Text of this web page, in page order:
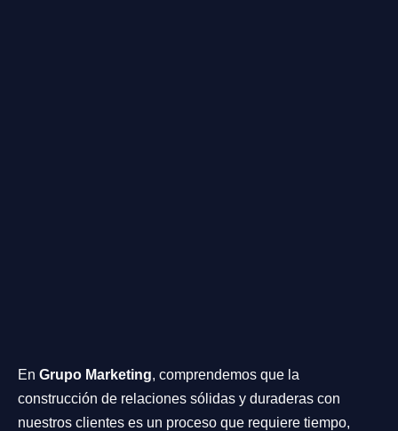
En Grupo Marketing, comprendemos que la
construcción de relaciones sólidas y duraderas con
nuestros clientes es un proceso que requiere tiempo,